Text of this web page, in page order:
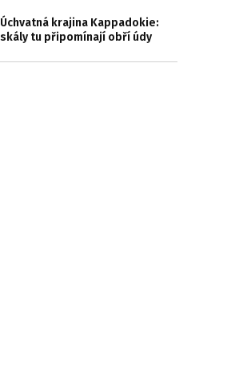
Úchvatná krajina Kappadokie:
skály tu připomínají obří údy